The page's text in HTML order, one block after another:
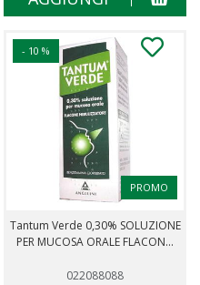
- 10 %
PROMO
Tantum Verde 0,30% SOLUZIONE
PER MUCOSA ORALE FLACON...
022088088